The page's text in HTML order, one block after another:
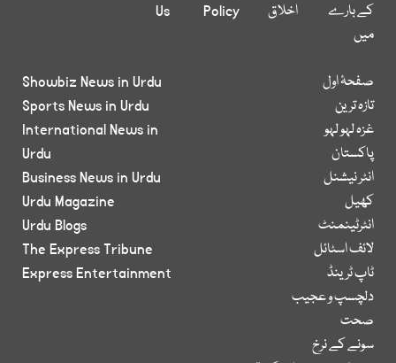
کے بارے
میں
اخلاق
Policy
Us
صفحۂ اول
تازہ ترین
غزہ لہو لہو
پاکستان
انٹر نیشنل
کھیل
انٹرٹینمنٹ
لائف اسٹائل
ٹاپ ٹرینڈ
دلچسپ و عجیب
صحت
سونے کے نرخ
Showbiz News in Urdu
Sports News in Urdu
International News in
Urdu
Business News in Urdu
Urdu Magazine
Urdu Blogs
The Express Tribune
Express Entertainment